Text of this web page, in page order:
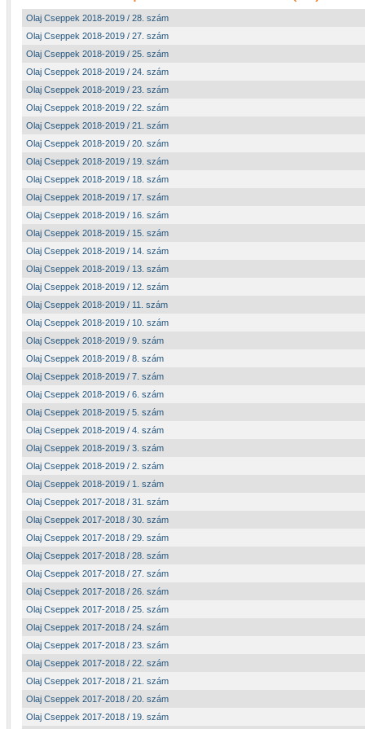
Olaj Cseppek 2018-2019 / 28. szám
Olaj Cseppek 2018-2019 / 27. szám
Olaj Cseppek 2018-2019 / 25. szám
Olaj Cseppek 2018-2019 / 24. szám
Olaj Cseppek 2018-2019 / 23. szám
Olaj Cseppek 2018-2019 / 22. szám
Olaj Cseppek 2018-2019 / 21. szám
Olaj Cseppek 2018-2019 / 20. szám
Olaj Cseppek 2018-2019 / 19. szám
Olaj Cseppek 2018-2019 / 18. szám
Olaj Cseppek 2018-2019 / 17. szám
Olaj Cseppek 2018-2019 / 16. szám
Olaj Cseppek 2018-2019 / 15. szám
Olaj Cseppek 2018-2019 / 14. szám
Olaj Cseppek 2018-2019 / 13. szám
Olaj Cseppek 2018-2019 / 12. szám
Olaj Cseppek 2018-2019 / 11. szám
Olaj Cseppek 2018-2019 / 10. szám
Olaj Cseppek 2018-2019 / 9. szám
Olaj Cseppek 2018-2019 / 8. szám
Olaj Cseppek 2018-2019 / 7. szám
Olaj Cseppek 2018-2019 / 6. szám
Olaj Cseppek 2018-2019 / 5. szám
Olaj Cseppek 2018-2019 / 4. szám
Olaj Cseppek 2018-2019 / 3. szám
Olaj Cseppek 2018-2019 / 2. szám
Olaj Cseppek 2018-2019 / 1. szám
Olaj Cseppek 2017-2018 / 31. szám
Olaj Cseppek 2017-2018 / 30. szám
Olaj Cseppek 2017-2018 / 29. szám
Olaj Cseppek 2017-2018 / 28. szám
Olaj Cseppek 2017-2018 / 27. szám
Olaj Cseppek 2017-2018 / 26. szám
Olaj Cseppek 2017-2018 / 25. szám
Olaj Cseppek 2017-2018 / 24. szám
Olaj Cseppek 2017-2018 / 23. szám
Olaj Cseppek 2017-2018 / 22. szám
Olaj Cseppek 2017-2018 / 21. szám
Olaj Cseppek 2017-2018 / 20. szám
Olaj Cseppek 2017-2018 / 19. szám